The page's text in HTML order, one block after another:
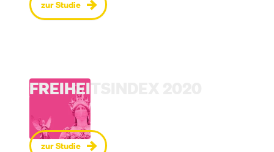
zur Studie
FREIHEITSINDEX 2020
zur Studie